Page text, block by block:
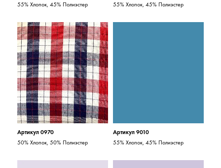
55% Хлопок, 45% Полиэстер
55% Хлопок, 45% Полиэстер
Артикул 0970
50% Хлопок, 50% Полиэстер
Артикул 9010
55% Хлопок, 45% Полиэстер